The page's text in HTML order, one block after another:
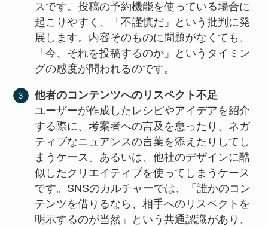
スです。投稿の予約機能を使っている場合に
起こりやすく、「不謹慎だ」という批判に発
展します。内容そのものに問題がなくても、
「今、それを投稿するのか」というタイミン
グの感度が問われるのです。
他者のコンテンツへのリスペクト不足
ユーザーが作成したレシピやアイデアを紹介
する際に、考案者への言及を怠ったり、ネガ
ティブなニュアンスの言葉を添えたりしてし
まうケース。あるいは、他社のデザインに酷
似したクリエイティブを使ってしまうケース
です。SNSのカルチャーでは、「誰かのコン
テンツを借りるなら、相手へのリスペクトを
明示するのが当然」という共通認識があり、